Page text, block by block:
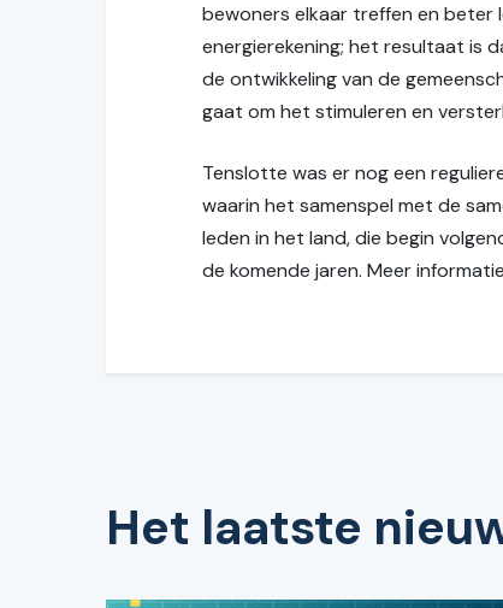
bewoners elkaar treffen en beter
energierekening; het resultaat is
de ontwikkeling van de
gaat om het stimuleren en
Tenslotte was er nog een
waarin het samenspel met de
leden in het land, die begin
de komende jaren. Meer
Het laatste